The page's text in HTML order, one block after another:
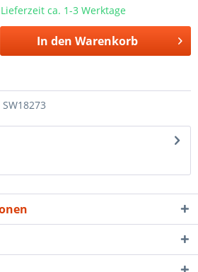
ca. 1-3 Werktage
In den Warenkorb
SW18273